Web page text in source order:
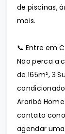
de piscinas,
mais.
📞 Entre em
Não perca a
de 165m², 3
Araribá
contato
agendar